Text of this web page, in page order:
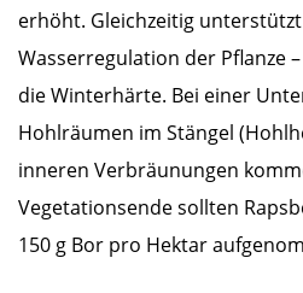
erhöht. Gleichzeitig
Wasserregulation der Pflanze
die Winterhärte. Bei einer
Hohlräumen im Stängel
inneren Verbräunungen
Vegetationsende sollten
150 g Bor pro Hektar